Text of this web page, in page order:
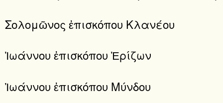
Σολομῶνος ἐπισκόπου Κλανέου
Ἰωάννου ἐπισκόπου Ἐρίζων
Ἰωάννου ἐπισκόπου Μύνδου